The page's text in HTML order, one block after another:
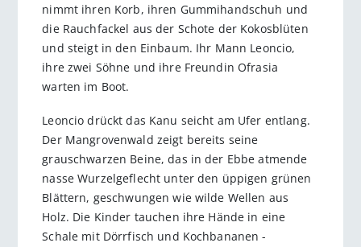
nimmt ihren Korb, ihren Gummihandschuh und
die Rauchfackel aus der Schote der Kokosblüten
und steigt in den Einbaum. Ihr Mann Leoncio,
ihre zwei Söhne und ihre Freundin Ofrasia
warten im Boot.
Leoncio drückt das Kanu seicht am Ufer entlang.
Der Mangrovenwald zeigt bereits seine
grauschwarzen Beine, das in der Ebbe atmende
nasse Wurzelgeflecht unter den üppigen grünen
Blättern, geschwungen wie wilde Wellen aus
Holz. Die Kinder tauchen ihre Hände in eine
Schale mit Dörrfisch und Kochbananen -